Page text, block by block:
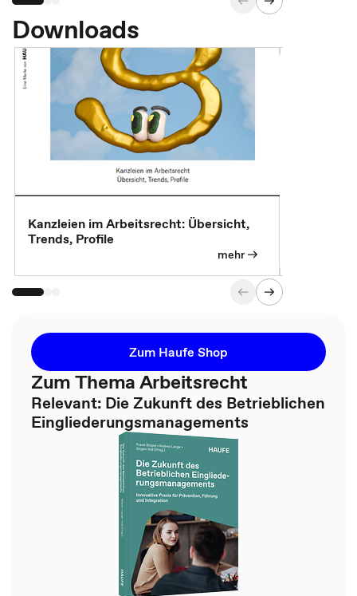
Downloads
Kanzleien im Arbeitsrecht: Übersicht,
Trends, Profile
mehr
Zum Haufe Shop
Zum Thema Arbeitsrecht
Relevant: Die Zukunft des Betrieblichen
Eingliederungsmanagements